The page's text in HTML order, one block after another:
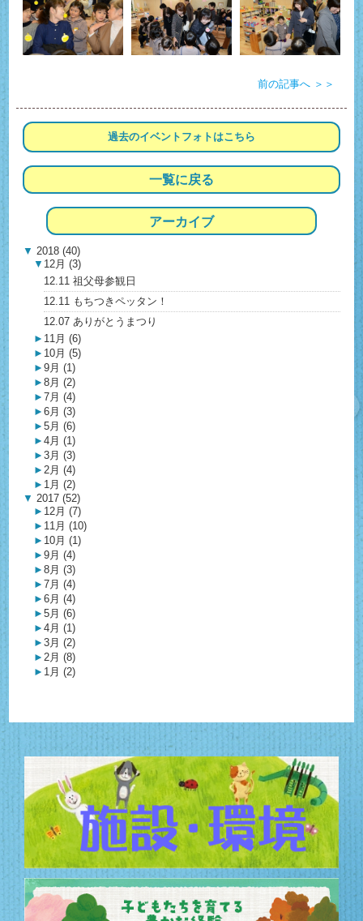
前の記事へ ＞＞
過去のイベントフォトはこちら
一覧に戻る
アーカイブ
▼ 2018 (40)
▼ 12月 (3)
12.11 祖父母参観日
12.11 もちつきペッタン！
12.07 ありがとうまつり
► 11月 (6)
► 10月 (5)
► 9月 (1)
► 8月 (2)
► 7月 (4)
► 6月 (3)
► 5月 (6)
► 4月 (1)
► 3月 (3)
► 2月 (4)
► 1月 (2)
▼ 2017 (52)
► 12月 (7)
► 11月 (10)
► 10月 (1)
► 9月 (4)
► 8月 (3)
► 7月 (4)
► 6月 (4)
► 5月 (6)
► 4月 (1)
► 3月 (2)
► 2月 (8)
► 1月 (2)